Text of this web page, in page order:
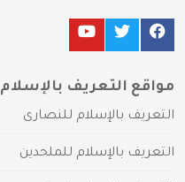
مواقع التعريف بالإسلام
التعريف بالإسلام للنصارى
التعريف بالإسلام للملحدين